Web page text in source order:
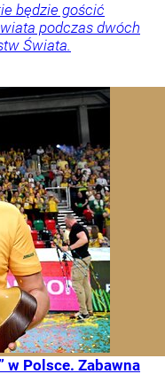
będzie gościć
podczas dwóch
Świata.
w Polsce. Zabawna